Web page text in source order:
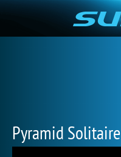
Pyramid Solitaire